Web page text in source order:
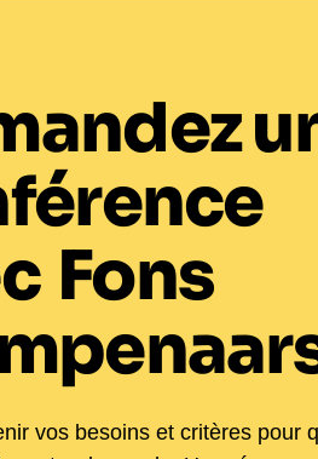
Fons
vos besoins et critères pour